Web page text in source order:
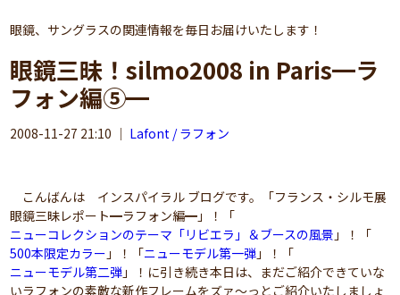
眼鏡、サングラスの関連情報を毎日お届けいたします！
眼鏡三昧！silmo2008 in Paris━ラ
フォン編⑤━
2008-11-27 21:10 ｜ Lafont / ラフォン
こんばんは インスパイラル ブログです。「フランス・シルモ展
眼鏡三昧レポート━ラフォン編━」！「
ニューコレクションのテーマ「リビエラ」＆ブースの風景 」！「
500本限定カラー 」！「ニューモデル第一弾 」！「
ニューモデル第二弾 」！に引き続き本日は、まだご紹介できていな
いラフォンの素敵な新作フレームをズァ～っとご紹介いたしましょ